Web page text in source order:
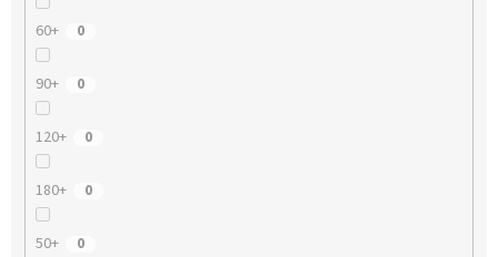
60+ 0
90+ 0
120+ 0
180+ 0
50+ 0